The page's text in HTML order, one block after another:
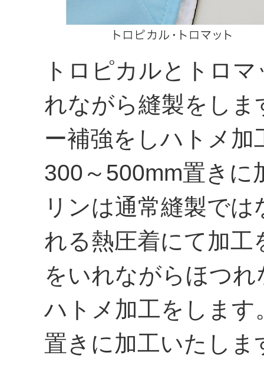
トロピカルとトロ
れながら縫製をし
ー補強をしハトメ
300～500mm置きに
リンは通常縫製で
れる熱圧着にて加工
をいれながらほつ
ハトメ加工をします
置きに加工いたしま